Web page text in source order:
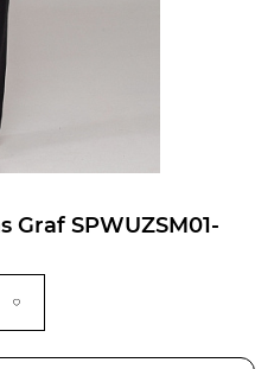
Graf SPWUZSM01-